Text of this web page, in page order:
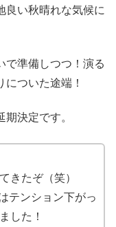
良い秋晴れな気候に
で準備しつつ！演る
ついた途端！
決定です。
きたぞ（笑）
テンション下がっ
した！